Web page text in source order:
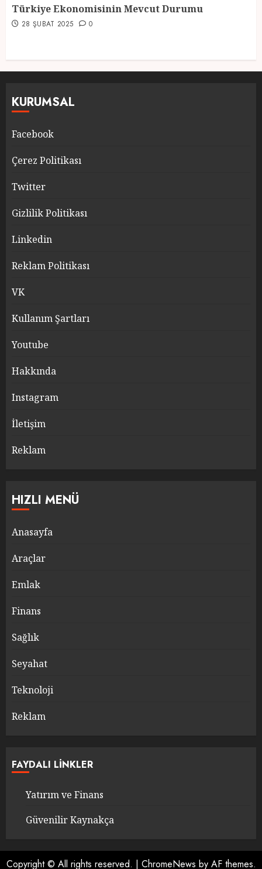
Türkiye Ekonomisinin Mevcut Durumu
28 ŞUBAT 2025 0
KURUMSAL
Facebook
Çerez Politikası
Twitter
Gizlilik Politikası
Linkedin
Reklam Politikası
VK
Kullanım Şartları
Youtube
Hakkında
Instagram
İletişim
Reklam
HIZLI MENÜ
Anasayfa
Araçlar
Emlak
Finans
Sağlık
Seyahat
Teknoloji
Reklam
FAYDALI LINKLER
Yatırım ve Finans
Güvenilir Kaynakça
Copyright © All rights reserved. | ChromeNews by AF themes.